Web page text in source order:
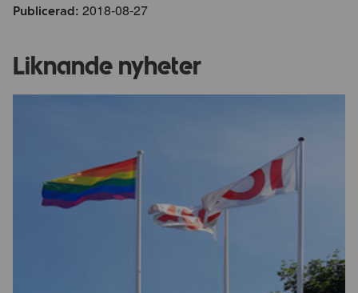
Publicerad: 2018-08-27
Liknande nyheter